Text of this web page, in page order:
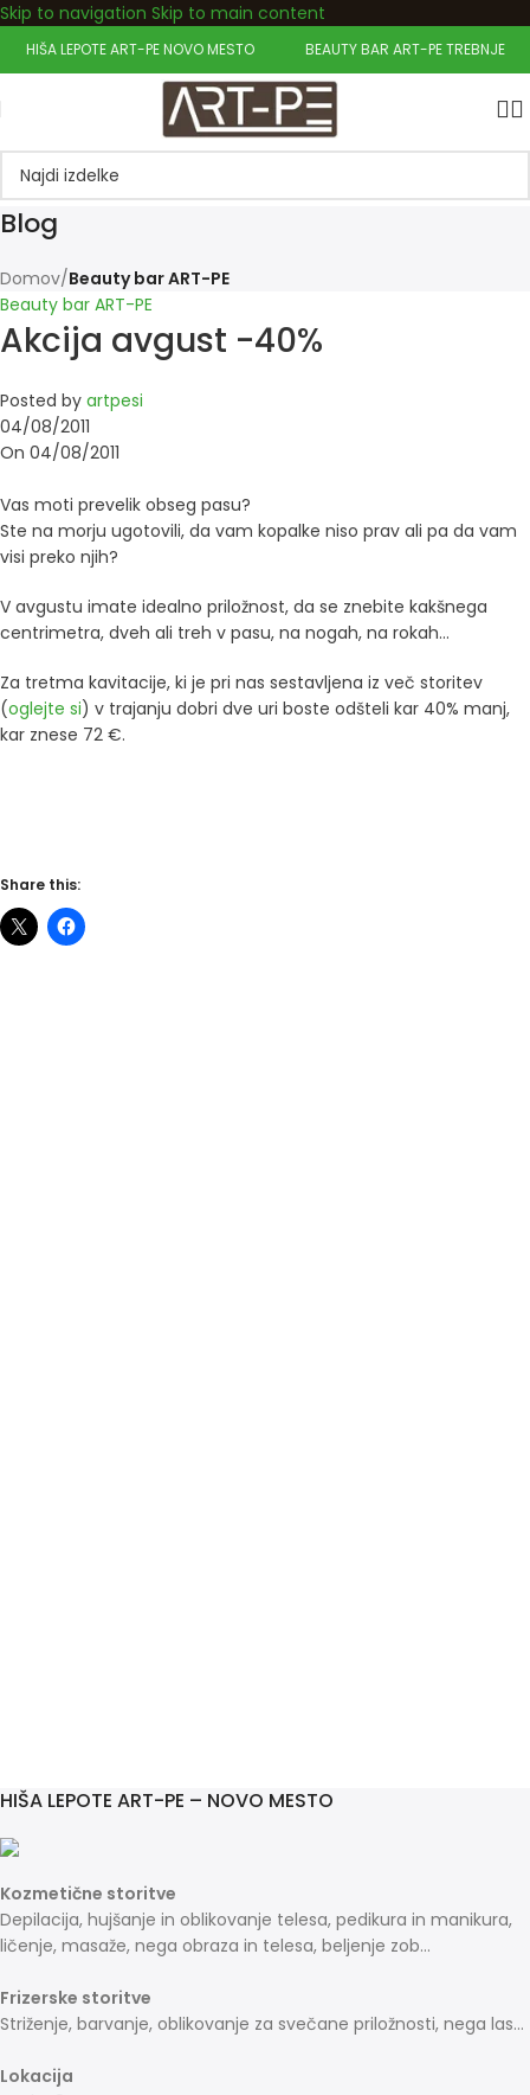
Skip to navigation Skip to main content
Dobrodošli pri nas!
HIŠA LEPOTE ART-PE NOVO MESTO BEAUTY BAR ART-PE TREBNJE
Blog
Domov/Beauty bar ART-PE
Beauty bar ART-PE
Akcija avgust -40%
Posted by artpesi
04/08/2011
On 04/08/2011
Vas moti prevelik obseg pasu?
Ste na morju ugotovili, da vam kopalke niso prav ali pa da vam
visi preko njih?
V avgustu imate idealno priložnost, da se znebite kakšnega
centrimetra, dveh ali treh v pasu, na nogah, na rokah…
Za tretma kavitacije, ki je pri nas sestavljena iz več storitev
(oglejte si) v trajanju dobri dve uri boste odšteli kar 40% manj,
kar znese 72 €.
Share this:
HIŠA LEPOTE ART-PE – NOVO MESTO
Kozmetične storitve
Depilacija, hujšanje in oblikovanje telesa, pedikura in manikura,
ličenje, masaže, nega obraza in telesa, beljenje zob...
Frizerske storitve
Striženje, barvanje, oblikovanje za svečane priložnosti, nega las...
Lokacija